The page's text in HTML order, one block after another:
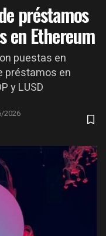
préstamos
en Ethereum
puestas en
préstamos en
y LUSD
2026